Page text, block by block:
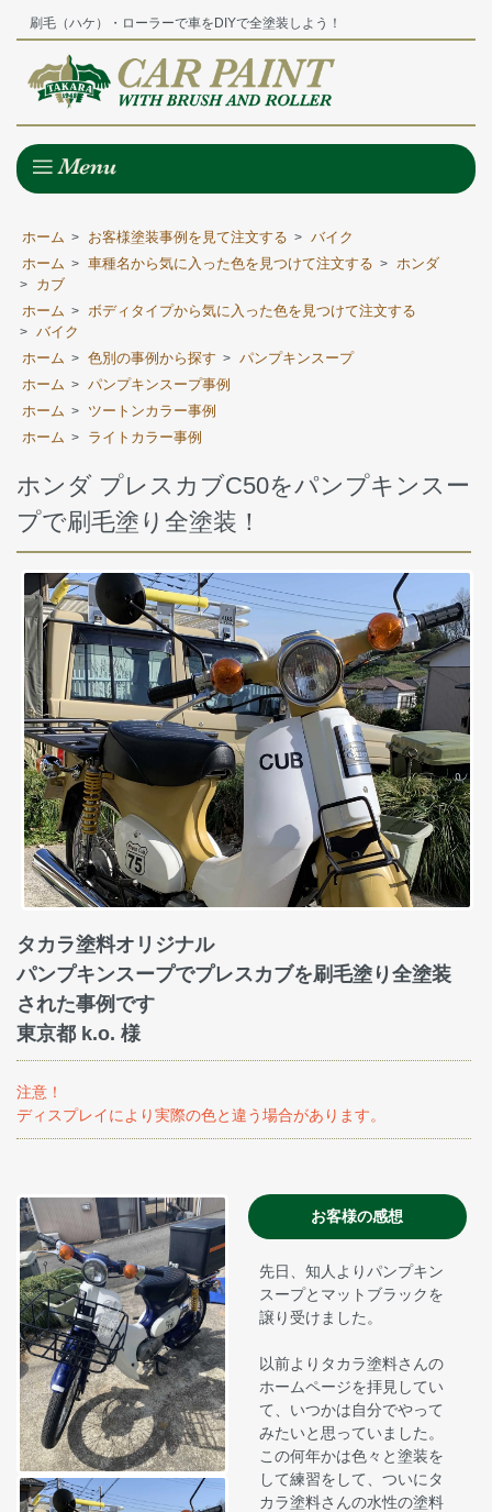
刷毛（ハケ）・ローラーで車をDIYで全塗装しよう！
ホーム > お客様塗装事例を見て注文する > バイク
ホーム > 車種名から気に入った色を見つけて注文する > ホンダ
>
カブ
ホーム > ボディタイプから気に入った色を見つけて注文する
> バイク
ホーム > 色別の事例から探す > パンプキンスープ
ホーム > パンプキンスープ事例
ホーム >
ツートンカラー事例
ホーム > ライトカラー事例
ホンダ プレスカブC50をパンプキンスー
プで刷毛塗り全塗装！
タカラ塗料オリジナル
パンプキンスープでプレスカブを刷毛塗り全塗装
された事例です
東京都 k.o. 様
注意！
ディスプレイにより実際の色と違う場合があります。
お客様の感想
先日、知人よりパンプキン
スープとマットブラックを
譲り受けました。
以前よりタカラ塗料さんの
ホームページを拝見してい
て、いつかは自分でやって
みたいと思っていました。
この何年かは色々と塗装を
して練習をして、ついにタ
カラ塗料さんの水性の塗料